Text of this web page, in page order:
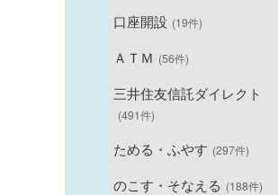
口座開設 (19件)
ＡＴＭ (56件)
三井住友信託ダイレクト
(491件)
ためる・ふやす (297件)
のこす・そなえる (188件)